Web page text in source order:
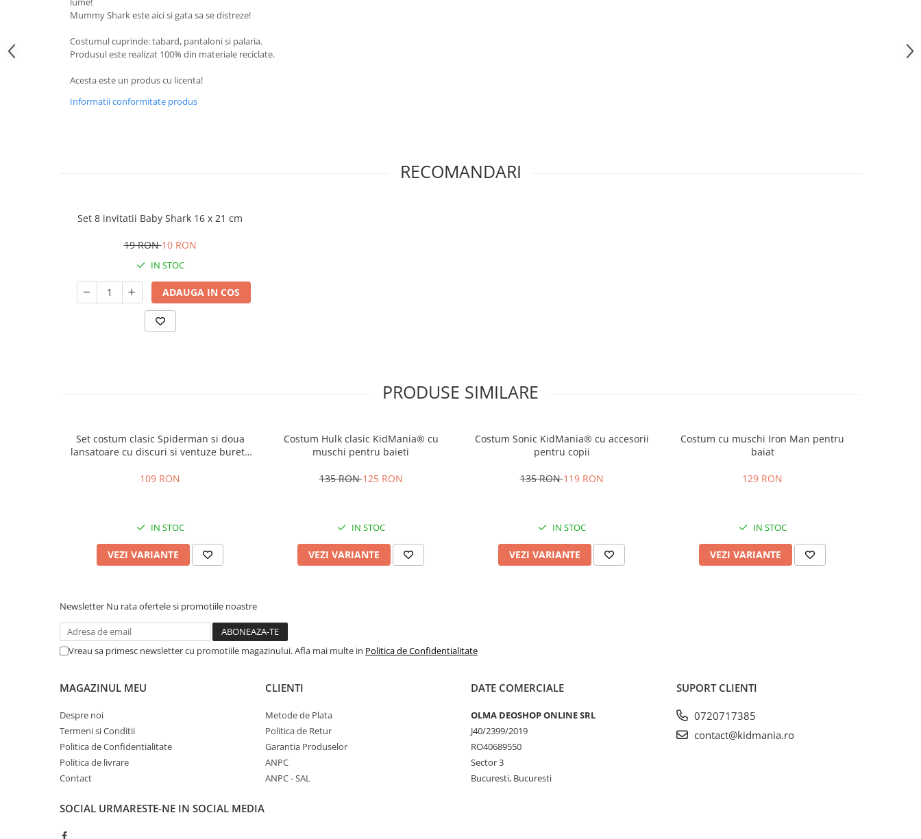
Mummy Shark este aici si gata sa se distreze!
Costumul cuprinde: tabard, pantaloni si palaria.
Produsul este realizat 100% din materiale reciclate.
Acesta este un produs cu licenta!
Informatii conformitate produs
RECOMANDARI
Set 8 invitatii Baby Shark 16 x 21 cm
19 RON10 RON
IN STOC
ADAUGA IN COS
PRODUSE SIMILARE
Set costum clasic Spiderman si doua
lansatoare cu discuri si ventuze burete
109 RON
IN STOC
VEZI VARIANTE
Costum Hulk clasic KidMania® cu
muschi pentru baieti
135 RON125 RON
IN STOC
VEZI VARIANTE
Costum Sonic KidMania® cu accesorii
pentru copii
135 RON119 RON
IN STOC
VEZI VARIANTE
Costum cu muschi Iron Man pentru
baiat
129 RON
IN STOC
VEZI VARIANTE
Newsletter Nu rata ofertele si promotiile noastre
Vreau sa primesc newsletter cu promotiile magazinului. Afla mai multe in Politica de Confidentialitate
MAGAZINUL MEU
Despre noi
Termeni si Conditii
Politica de Confidentialitate
Politica de livrare
Contact
CLIENTI
Metode de Plata
Politica de Retur
Garantia Produselor
ANPC
ANPC - SAL
DATE COMERCIALE
OLMA DEOSHOP ONLINE SRL
J40/2399/2019
RO40689550
Sector 3
Bucuresti, Bucuresti
SUPORT CLIENTI
0720717385
contact@kidmania.ro
SOCIAL URMARESTE-NE IN SOCIAL MEDIA